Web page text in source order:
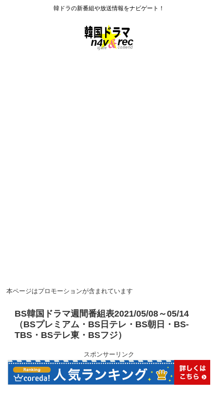
韓ドラの新番組や放送情報をナビゲート！
本ページはプロモーションが含まれています
BS韓国ドラマ週間番組表2021/05/08～05/14
（BSプレミアム・BS日テレ・BS朝日・BS-
TBS・BSテレ東・BSフジ）
スポンサーリンク